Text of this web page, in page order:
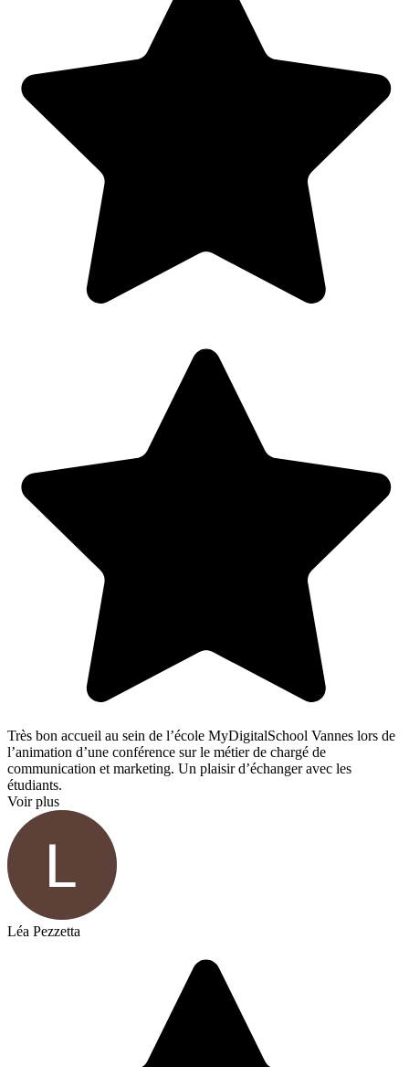
Très bon accueil au sein de l’école MyDigitalSchool Vannes lors de
l’animation d’une conférence sur le métier de chargé de
communication et marketing. Un plaisir d’échanger avec les
étudiants.
Voir plus
Léa Pezzetta